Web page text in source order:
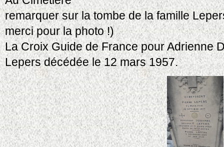
remarquer sur la tombe de la famille
merci pour la photo !)
La Croix Guide de France pour Adrienne
Lepers décédée le 12 mars 1957.